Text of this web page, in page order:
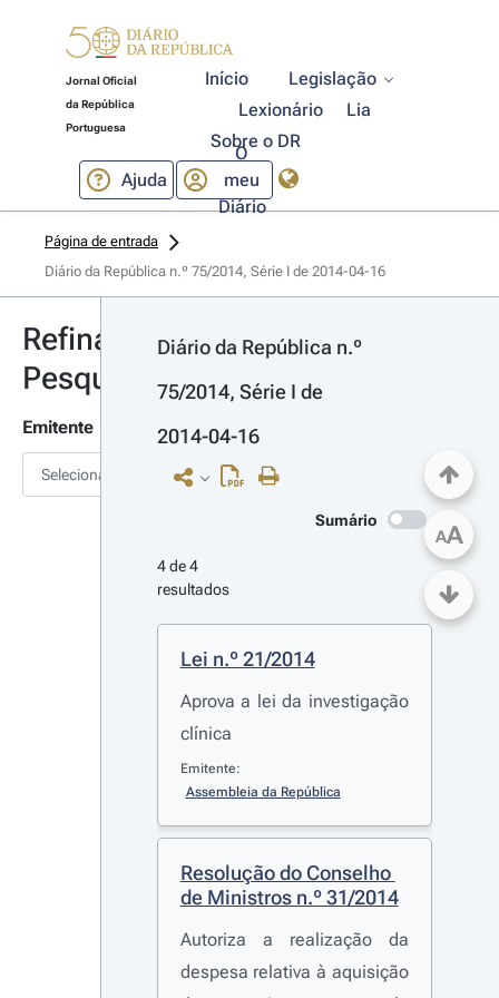
Jornal Oficial
da República
Portuguesa
Início
Legislação
Lexionário
Lia
Sobre o DR
Ajuda
O
meu
Diário
Página de entrada
Diário da República n.º 75/2014, Série I de 2014-04-16
Refinar
Pesquisa
Emitente
Selecionar
Diário da República n.º
75/2014, Série I de
2014-04-16
Sumário
4 de 4
resultados
Lei n.º 21/2014
Aprova a lei da investigação
clínica
Emitente:
Assembleia da República
Resolução do Conselho
de Ministros n.º 31/2014
Autoriza a realização da
despesa relativa à aquisição
AA